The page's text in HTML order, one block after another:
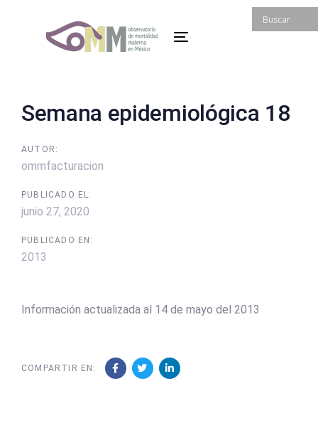
content
Toggle
Semana epidemiológica 18
AUTOR:
ommfacturacion
PUBLICADO EL:
junio 27, 2020
PUBLICADO EN:
2013
Información actualizada al 14 de mayo del 2013
COMPARTIR EN:
Post
navigation